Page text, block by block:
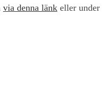
via denna länk eller under